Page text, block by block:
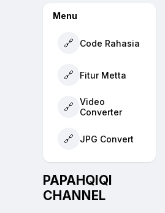
Menu
🔗 Code Rahasia
🔗 Fitur Metta
🔗
Video
Converter
🔗 JPG Convert
PAPAHQIQI
CHANNEL